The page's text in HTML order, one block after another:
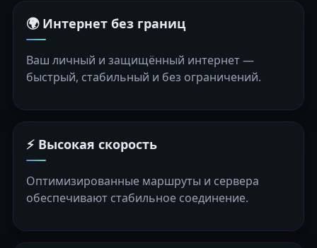
🌍 Интернет без границ
Ваш личный и защищённый интернет —
быстрый, стабильный и без ограничений.
⚡ Высокая скорость
Оптимизированные маршруты и сервера
обеспечивают стабильное соединение.